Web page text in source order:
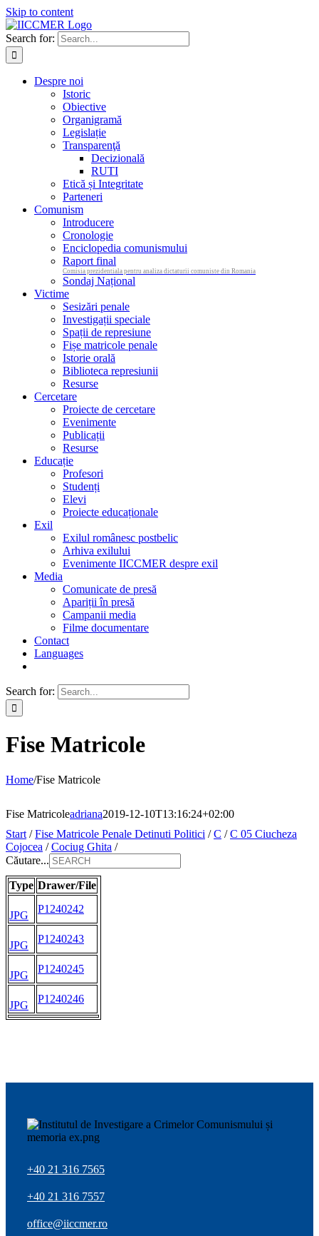
Skip to content
Search for:
Despre noi
Istoric
Obiective
Organigramă
Legislație
Transparenţă
Decizională
RUTI
Etică și Integritate
Parteneri
Comunism
Introducere
Cronologie
Enciclopedia comunismului
Raport final
Comisia prezidentiala pentru analiza dictaturii comuniste din Romania
Sondaj Național
Victime
Sesizări penale
Investigații speciale
Spații de represiune
Fișe matricole penale
Istorie orală
Biblioteca represiunii
Resurse
Cercetare
Proiecte de cercetare
Evenimente
Publicații
Resurse
Educație
Profesori
Studenți
Elevi
Proiecte educaționale
Exil
Exilul românesc postbelic
Arhiva exilului
Evenimente IICCMER despre exil
Media
Comunicate de presă
Apariții în presă
Campanii media
Filme documentare
Contact
Languages
Search for:
Fise Matricole
Home/Fise Matricole
Fise Matricoleadriana2019-12-10T13:16:24+02:00
Start /Fise Matricole Penale Detinuti Politici /C /C 05 Ciucheza
Cojocea /Cociug Ghita /
Căutare...
Type Drawer/File
JPG
P1240242
JPG
P1240243
JPG
P1240245
JPG
P1240246
+40 21 316 7565
+40 21 316 7557
office@iiccmer.ro